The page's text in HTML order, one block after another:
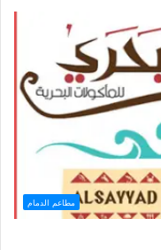
مطاعم الدمام